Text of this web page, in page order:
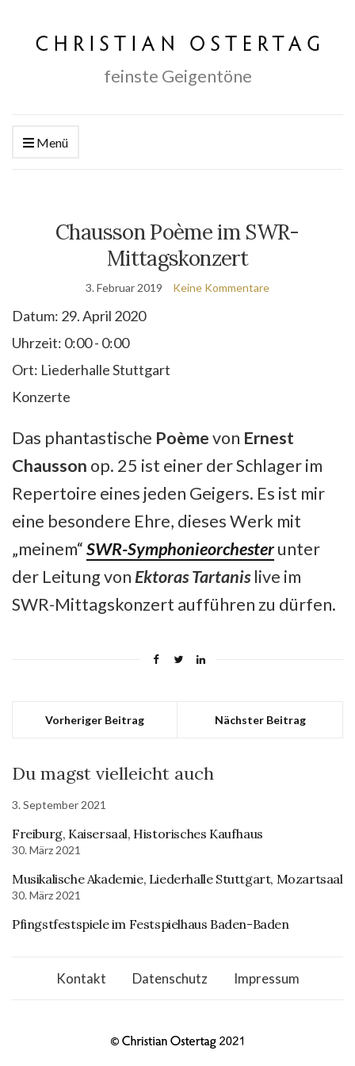
feinste Geigentöne
Menü
Chausson Poème im SWR-
Mittagskonzert
3. Februar 2019 Keine Kommentare
Datum: 29. April 2020
Uhrzeit: 0:00 - 0:00
Ort: Liederhalle Stuttgart
Konzerte
Das phantastische Poèmevon Ernest
Chausson op. 25 ist einer der Schlager im
Repertoire eines jeden Geigers. Es ist mir
eine besondere Ehre, dieses Werk mit
„meinem“SWR-Symphonieorchesterunter
der Leitung von Ektoras Tartanislive im
SWR-Mittagskonzert aufführen zu dürfen.
Vorheriger Beitrag Nächster Beitrag
Du magst vielleicht auch
3. September 2021
Freiburg, Kaisersaal, Historisches Kaufhaus
30. März 2021
Musikalische Akademie, Liederhalle Stuttgart, Mozartsaal
30. März 2021
Pfingstfestspiele im Festspielhaus Baden-Baden
Kontakt Datenschutz Impressum